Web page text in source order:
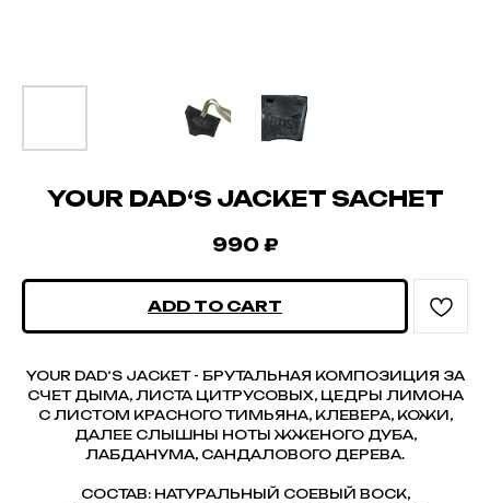
YOUR DAD‘S JACKET SACHET
990 ₽
ADD TO CART
YOUR DAD‘S JACKET - БРУТАЛЬНАЯ КОМПОЗИЦИЯ ЗА
СЧЕТ ДЫМА, ЛИСТА ЦИТРУСОВЫХ, ЦЕДРЫ ЛИМОНА
С ЛИСТОМ КРАСНОГО ТИМЬЯНА, КЛЕВЕРА, КОЖИ,
ДАЛЕЕ СЛЫШНЫ НОТЫ ЖЖЕНОГО ДУБА,
ЛАБДАНУМА, САНДАЛОВОГО ДЕРЕВА.
СОСТАВ: НАТУРАЛЬНЫЙ СОЕВЫЙ ВОСК,